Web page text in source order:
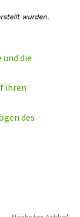
die
ihren
des